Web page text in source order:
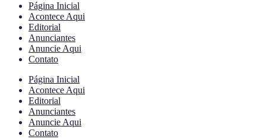
Página Inicial
Acontece Aqui
Editorial
Anunciantes
Anuncie Aqui
Contato
Página Inicial
Acontece Aqui
Editorial
Anunciantes
Anuncie Aqui
Contato